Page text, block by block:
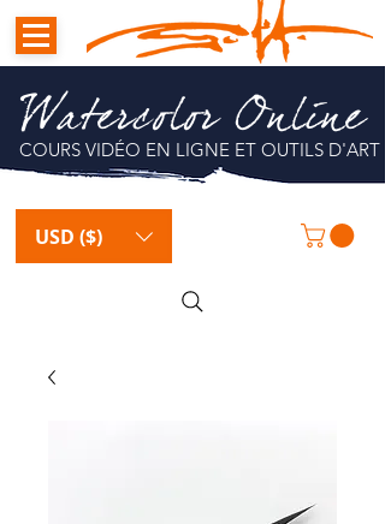
Watercolor Online
COURS VIDÉO EN LIGNE ET OUTILS D'ART
USD ($)